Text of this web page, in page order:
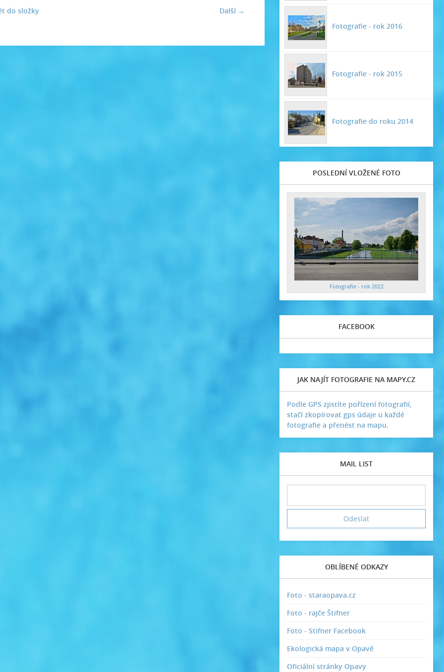
Další →
do složky
Fotografie - rok 2016
Fotografie - rok 2015
Fotografie do roku 2014
POSLEDNÍ VLOŽENÉ FOTO
Fotografie - rok 2022
FACEBOOK
JAK NAJÍT FOTOGRAFIE NA MAPY.CZ
Podle GPS zjistíte pořízení fotografií,
stačí zkopírovat gps údaje u každé
fotografie a přenést na mapu.
MAIL LIST
OBLÍBENÉ ODKAZY
Foto - staraopava.cz
Foto - rajče Štifner
Foto - Stifner Facebook
Ekologická mapa v Opavě
Oficiální stránky Opavy